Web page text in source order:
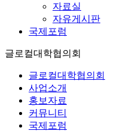
자료실
자유게시판
국제포럼
글로컬대학협의회
글로컬대학협의회
사업소개
홍보자료
커뮤니티
국제포럼